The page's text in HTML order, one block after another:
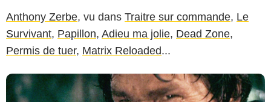
Anthony Zerbe, vu dans Traitre sur commande, Le
Survivant, Papillon, Adieu ma jolie, Dead Zone,
Permis de tuer, Matrix Reloaded...